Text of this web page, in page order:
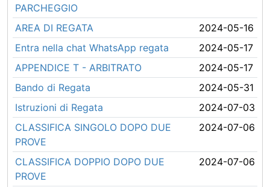
PARCHEGGIO
AREA DI REGATA
2024-05-16
Entra nella chat WhatsApp regata
2024-05-17
APPENDICE T - ARBITRATO
2024-05-17
Bando di Regata
2024-05-31
Istruzioni di Regata
2024-07-03
CLASSIFICA SINGOLO DOPO DUE
PROVE
2024-07-06
CLASSIFICA DOPPIO DOPO DUE
PROVE
2024-07-06